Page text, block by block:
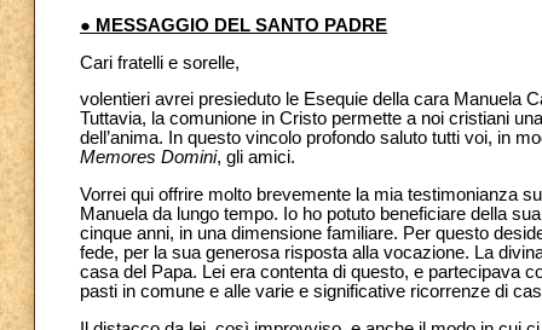
● MESSAGGIO DEL SANTO PADRE
Cari fratelli e sorelle,
volentieri avrei presieduto le Esequie della cara Manuela
Tuttavia, la comunione in Cristo permette a noi cristiani
dell’anima. In questo vincolo profondo saluto tutti voi, in
Memores Domini, gli amici.
Vorrei qui offrire molto brevemente la mia testimonianza
Manuela da lungo tempo. Io ho potuto beneficiare della
cinque anni, in una dimensione familiare. Per questo
fede, per la sua generosa risposta alla vocazione. La
casa del Papa. Lei era contenta di questo, e partecipava
pasti in comune e alle varie e significative ricorrenze di